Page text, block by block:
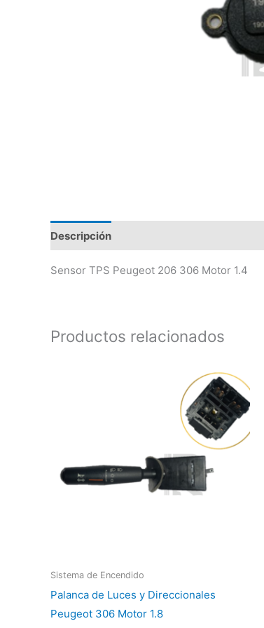
Descripción
Sensor TPS Peugeot 206 306 Motor 1.4
Productos relacionados
Sistema de Encendido
Palanca de Luces y Direccionales
Peugeot 306 Motor 1.8